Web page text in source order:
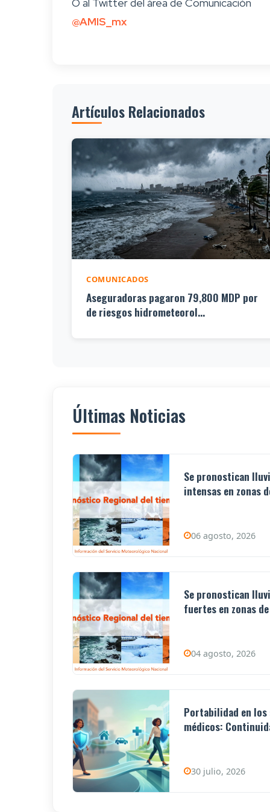
O al Twitter del área de Comunicación
@AMIS_mx
Artículos Relacionados
COMUNICADOS
Aseguradoras pagaron 79,800 MDP por
de riesgos hidrometeorol...
Últimas Noticias
Se pronostican
intensas en zonas
06 agosto, 2026
Se pronostican
fuertes en zonas
04 agosto, 2026
Portabilidad en
médicos:
30 julio, 2026